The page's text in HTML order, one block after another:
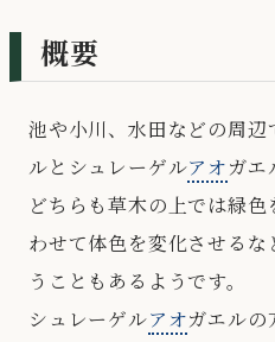
概要
池や小川、水田などの周
ルとシュレーゲルアオガエ
どちらも草木の上では緑
わせて体色を変化させる
うこともあるようです。
シュレーゲルアオガエルの